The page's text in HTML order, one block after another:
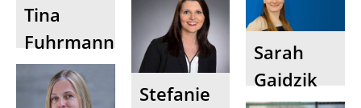
Tina
Fuhrmann
Sarah
Gaidzik
Stefanie